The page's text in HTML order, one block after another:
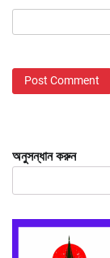
অনুসন্ধান করুন